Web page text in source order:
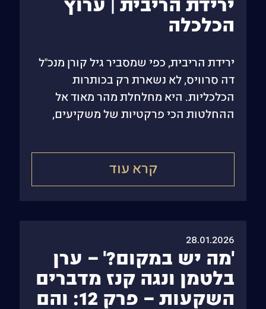
ירידת הריבית | ערוץ
הכלכלה
ירידת הריבית, כפי שמסביר גיל קורן מנכ"ל
דה סרוויס, לא נשארת רק בכותרות
הכלכליות. היא מחלחלת מהר מאוד אל
ההחלטות הכי פרקטיות של משקיעים,
קרא עוד
28.01.2026
'מה יש במקום?' – ערן
בלטמן ונגה קנז מדברים
השקעות – פרק 12: והם